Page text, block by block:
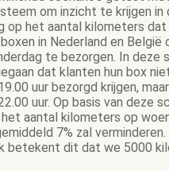
om inzicht te krijgen in
op het aantal kilometers
in Nederland en België
te bezorgen. In deze
dat klanten hun box
uur bezorgd krijgen,
uur. Op basis van deze
aantal kilometers op
7% zal verminderen.
betekent dit dat we 5000